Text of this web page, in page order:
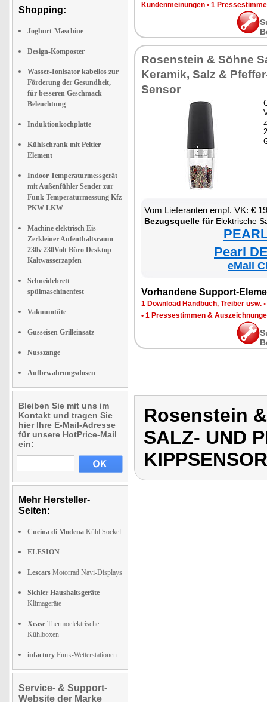
Shopping:
Joghurt-Maschine
Design-Komposter
Wasser-Ionisator kabellos zur
Förderung der Gesundheit,
für besseren Geschmack
Beleuchtung
Induktionkochplatte
Kühlschrank mit Peltier
Element
Indoor Temperaturmessgerät
mit Außenfühler Sender zur
Funk Temperaturmessung Kfz
PKW LKW
Machine elektrisch Eis-
Zerkleiner Aufenthaltsraum
230v 230Volt Büro Desktop
Kaltwasserzapfen
Schneidebrett
spülmaschinenfest
Vakuumtüte
Gusseisen Grilleinsatz
Nusszange
Aufbewahrungsdosen
Bleiben Sie mit uns im
Kontakt und tragen Sie
hier Ihre E-Mail-Adresse
für unsere HotPrice-Mail
ein:
Mehr Hersteller-
Seiten:
Cucina di Modena Kühl Sockel
ELESION
Lescars Motorrad Navi-Displays
Sichler Haushaltsgeräte
Klimageräte
Xcase Thermoelektrische
Kühlboxen
infactory Funk-Wetterstationen
Service- & Support-
Website der Marke
Kundenmeinungen • 1
Rosenstein & Söhne
Keramik, Salz &
Sensor
Vom Lieferanten empf. VK: €
Bezugsquelle fürElektrische Salz- und
Pearl
eMall
Vorhandene Support-
1 Download Handbuch, Treiber usw. •
• 1 Pressestimmen &
Rosenstein
SALZ- UND